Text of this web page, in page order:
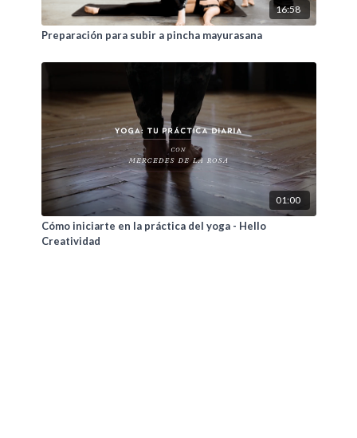
16:58
Preparación para subir a pincha mayurasana
01:00
Cómo iniciarte en la práctica del yoga - Hello
Creatividad